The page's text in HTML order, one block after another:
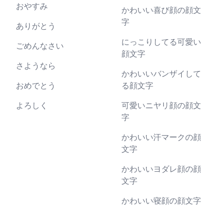
おやすみ
ありがとう
ごめんなさい
さようなら
おめでとう
よろしく
かわいい喜び顔の顔文
字
にっこりしてる可愛い
顔文字
かわいいバンザイして
る顔文字
可愛いニヤリ顔の顔文
字
かわいい汗マークの顔
文字
かわいいヨダレ顔の顔
文字
かわいい寝顔の顔文字